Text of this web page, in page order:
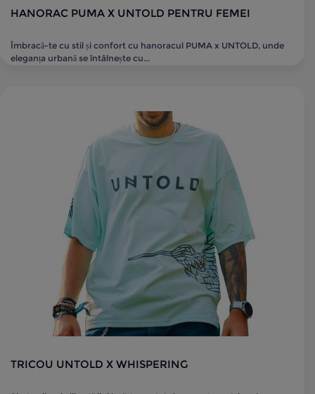
HANORAC PUMA X UNTOLD PENTRU FEMEI
Îmbracă-te cu stil și confort cu hanoracul PUMA x UNTOLD, unde
eleganța urbană se întâlnește cu...
TRICOU UNTOLD X WHISPERING